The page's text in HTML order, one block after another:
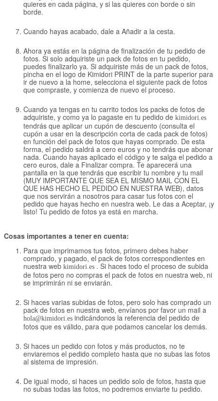
quieres en cada página, y si las quieres con borde o sin
borde.
Cuando hayas acabado, dale a Añadir a la cesta.
Ahora ya estás en la página de finalización de tu pedido de
fotos. Si solo adquiriste un pack de fotos en tu pedido,
puedes finalizarlo ya. Si adquiriste más de un pack de fotos,
pincha en el logo de Kimidori PRINT de la parte superior para
ir de nuevo a la home, selecciona el siguiente pack de fotos
que compraste, y comienza de nuevo el proceso.
Cuando ya tengas en tu carrito todos los packs de fotos de
adquiriste, y como ya lo pagaste en tu pedido de kimidori.es
tendrás que aplicar un cupón de descuento (consulta el
cupón a usar en la descripción corta de cada pack de fotos)
en función del pack de fotos que hayas comprado. De esta
forma, el pedido saldrá a cero euros y no tendrás que abonar
nada. Cuando hayas aplicado el código y te salga el pedido a
cero euros, dale a Finalizar compra. Te aparecerá una
pantalla en la que tendrás que escribir tu nombre y tu mail
(MUY IMPORTANTE QUE SEA EL MISMO MAIL CON EL
QUE HAS HECHO EL PEDIDO EN NUESTRA WEB), datos
que nos servirán a nosotros para casar tus fotos con el
pedido que hayas hecho en nuestra web. Le das a Aceptar, ¡y
listo! Tu pedido de fotos ya está en marcha.
Cosas importantes a tener en cuenta:
Para que imprimamos tus fotos, primero debes haber
comprado, y pagado, el pack de fotos correspondientes en
nuestra web kimidori.es . Si haces todo el proceso de subida
de fotos pero no compras el pack de fotos en nuestra web, ni
se imprimirán ni se enviarán.
Si haces varias subidas de fotos, pero solo has comprado un
pack de fotos en nuestra web, envíanos por favor un mail a
hola@kimidori.es indicándonos la referencia del pedido de
fotos que es válido, para que podamos cancelar los demás.
Si haces un pedido con fotos y más productos, no te
enviaremos el pedido completo hasta que no subas las fotos
al sistema de impresión.
De igual modo, si haces un pedido solo de fotos, hasta que
no subas todas las fotos, no podremos enviarte tu pedido.